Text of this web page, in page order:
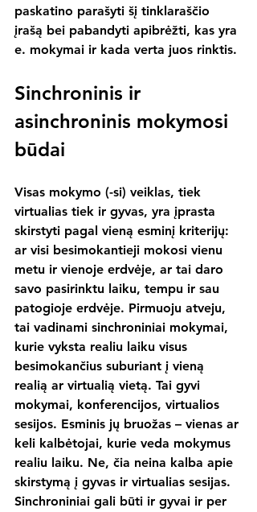
paskatino parašyti šį tinklaraščio
įrašą bei pabandyti apibrėžti, kas yra
e. mokymai ir kada verta juos rinktis.
Sinchroninis ir
asinchroninis mokymosi
būdai
Visas mokymo (-si) veiklas, tiek
virtualias tiek ir gyvas, yra įprasta
skirstyti pagal vieną esminį kriterijų:
ar visi besimokantieji mokosi vienu
metu ir vienoje erdvėje, ar tai daro
savo pasirinktu laiku, tempu ir sau
patogioje erdvėje. Pirmuoju atveju,
tai vadinami sinchroniniai mokymai,
kurie vyksta realiu laiku visus
besimokančius suburiant į vieną
realią ar virtualią vietą. Tai gyvi
mokymai, konferencijos, virtualios
sesijos. Esminis jų bruožas – vienas ar
keli kalbėtojai, kurie veda mokymus
realiu laiku. Ne, čia neina kalba apie
skirstymą į gyvas ir virtualias sesijas.
Sinchroniniai gali būti ir gyvai ir per